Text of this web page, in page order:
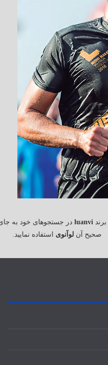
luanvi در جستجوهای خود به
صحیح آنلوآنوی استفاده نمایید.